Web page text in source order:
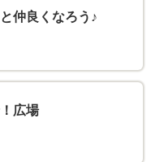
仲良くなろう♪
広場